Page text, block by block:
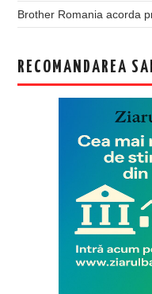
Brother Romania acorda
RECOMANDAREA